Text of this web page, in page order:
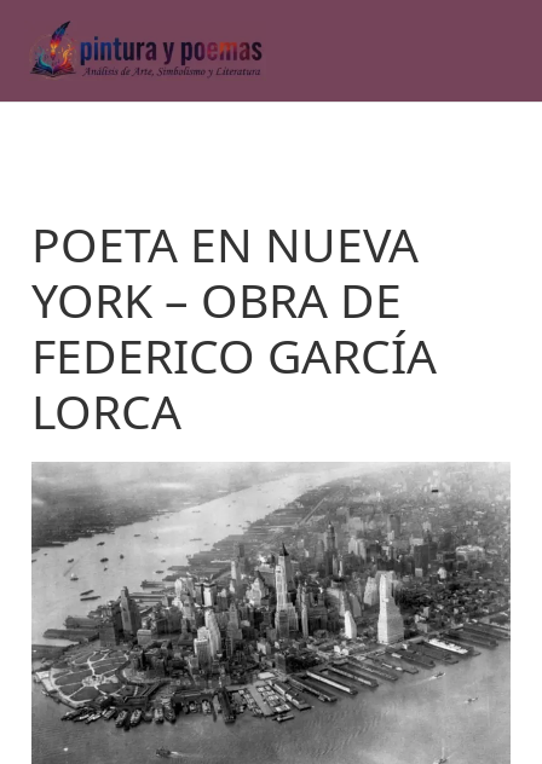
POETA EN NUEVA
YORK – OBRA DE
FEDERICO GARCÍA
LORCA